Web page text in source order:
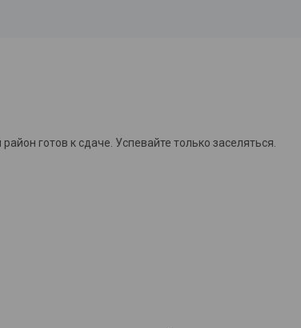
готов к сдаче. Успевайте только заселяться.